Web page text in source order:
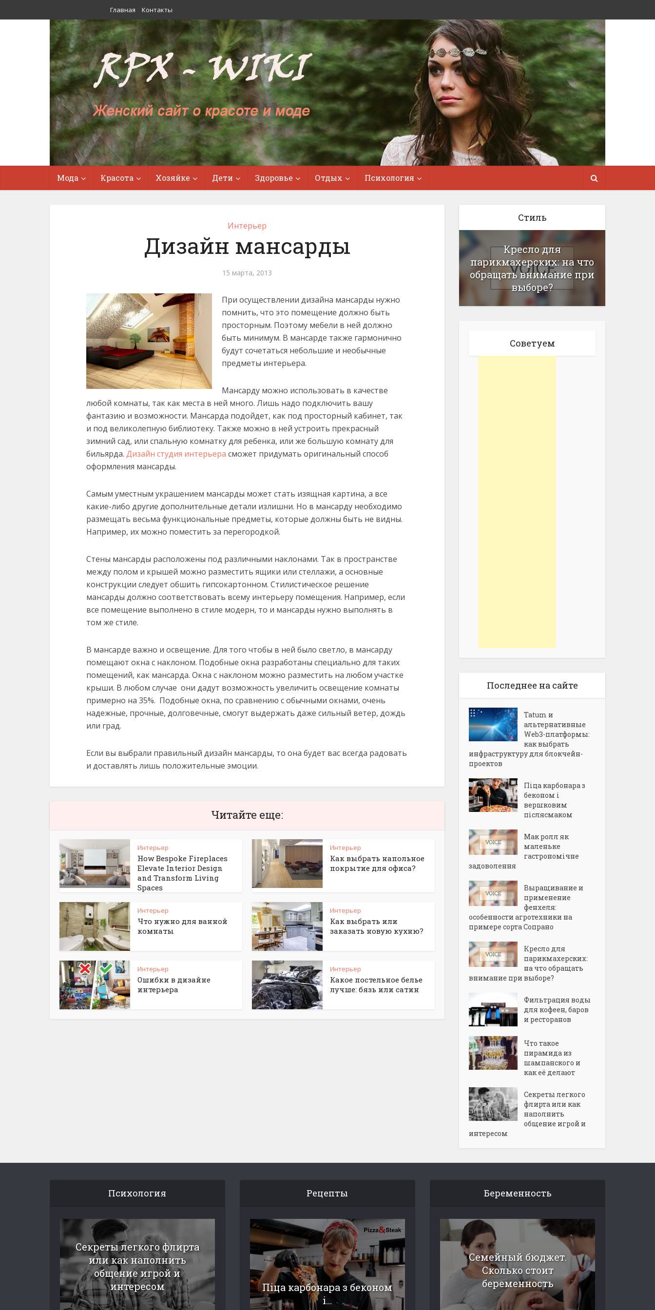
Главная Контакты
Мода Красота Хозяйке Дети Здоровье Отдых Психология
Интерьер
Дизайн мансарды
15 марта, 2013
При осуществлении дизайна мансарды нужно
помнить, что это помещение должно быть
просторным. Поэтому мебели в ней должно
быть минимум. В мансарде также гармонично
будут сочетаться небольшие и необычные
предметы интерьера.
Мансарду можно использовать в качестве
любой комнаты, так как места в ней много. Лишь надо подключить вашу
фантазию и возможности. Мансарда подойдет, как под просторный кабинет, так
и под великолепную библиотеку. Также можно в ней устроить прекрасный
зимний сад, или спальную комнатку для ребенка, или же большую комнату для
бильярда. Дизайн студия интерьера сможет придумать оригинальный способ
оформления мансарды.
Самым уместным украшением мансарды может стать изящная картина, а все
какие-либо другие дополнительные детали излишни. Но в мансарду необходимо
размещать весьма функциональные предметы, которые должны быть не видны.
Например, их можно поместить за перегородкой.
Стены мансарды расположены под различными наклонами. Так в пространстве
между полом и крышей можно разместить ящики или стеллажи, а основные
конструкции следует обшить гипсокартонном. Стилистическое решение
мансарды должно соответствовать всему интерьеру помещения. Например, если
все помещение выполнено в стиле модерн, то и мансарды нужно выполнять в
том же стиле.
В мансарде важно и освещение. Для того чтобы в ней было светло, в мансарду
помещают окна с наклоном. Подобные окна разработаны специально для таких
помещений, как мансарда. Окна с наклоном можно разместить на любом участке
крыши. В любом случае они дадут возможность увеличить освещение комнаты
примерно на 35%. Подобные окна, по сравнению с обычными окнами, очень
надежные, прочные, долговечные, смогут выдержать даже сильный ветер, дождь
или град.
Если вы выбрали правильный дизайн мансарды, то она будет вас всегда радовать
и доставлять лишь положительные эмоции.
Читайте еще:
Интерьер
How Bespoke Fireplaces
Elevate Interior Design
and Transform Living
Spaces
Интерьер
Как выбрать напольное
покрытие для офиса?
Интерьер
Что нужно для ванной
комнаты
Интерьер
Как выбрать или
заказать новую кухню?
Интерьер
Ошибки в дизайне
интерьера
Интерьер
Какое постельное белье
лучше: бязь или сатин
Стиль
Кресло для
парикмахерских: на что
обращать внимание при
выборе?
Советуем
Последнее на сайте
Tatum и
альтернативные
Web3-платформы:
как выбрать
инфраструктуру для блокчейн-
проектов
Піца карбонара з
беконом і
вершковим
післясмаком
Мак ролл як
маленьке
гастрономічне
задоволення
Выращивание и
применение
фенхеля:
особенности агротехники на
примере сорта Сопрано
Кресло для
парикмахерских:
на что обращать
внимание при выборе?
Фильтрация воды
для кофеен, баров
и ресторанов
Что такое
пирамида из
шампанского и
как её делают
Секреты легкого
флирта или как
наполнить
общение игрой и
интересом
Психология
Секреты легкого флирта
или как наполнить
общение игрой и
интересом
Рецепты
Піца карбонара з беконом
і...
Беременность
Семейный бюджет.
Сколько стоит
беременность